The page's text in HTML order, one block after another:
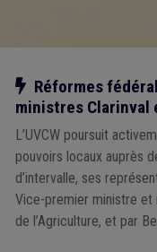
Notre action
Réformes
ministres Clarinval
L’UVCW poursuit
pouvoirs locaux auprès
d’intervalle, ses
Vice-premier ministre et
de l’Agriculture, et par